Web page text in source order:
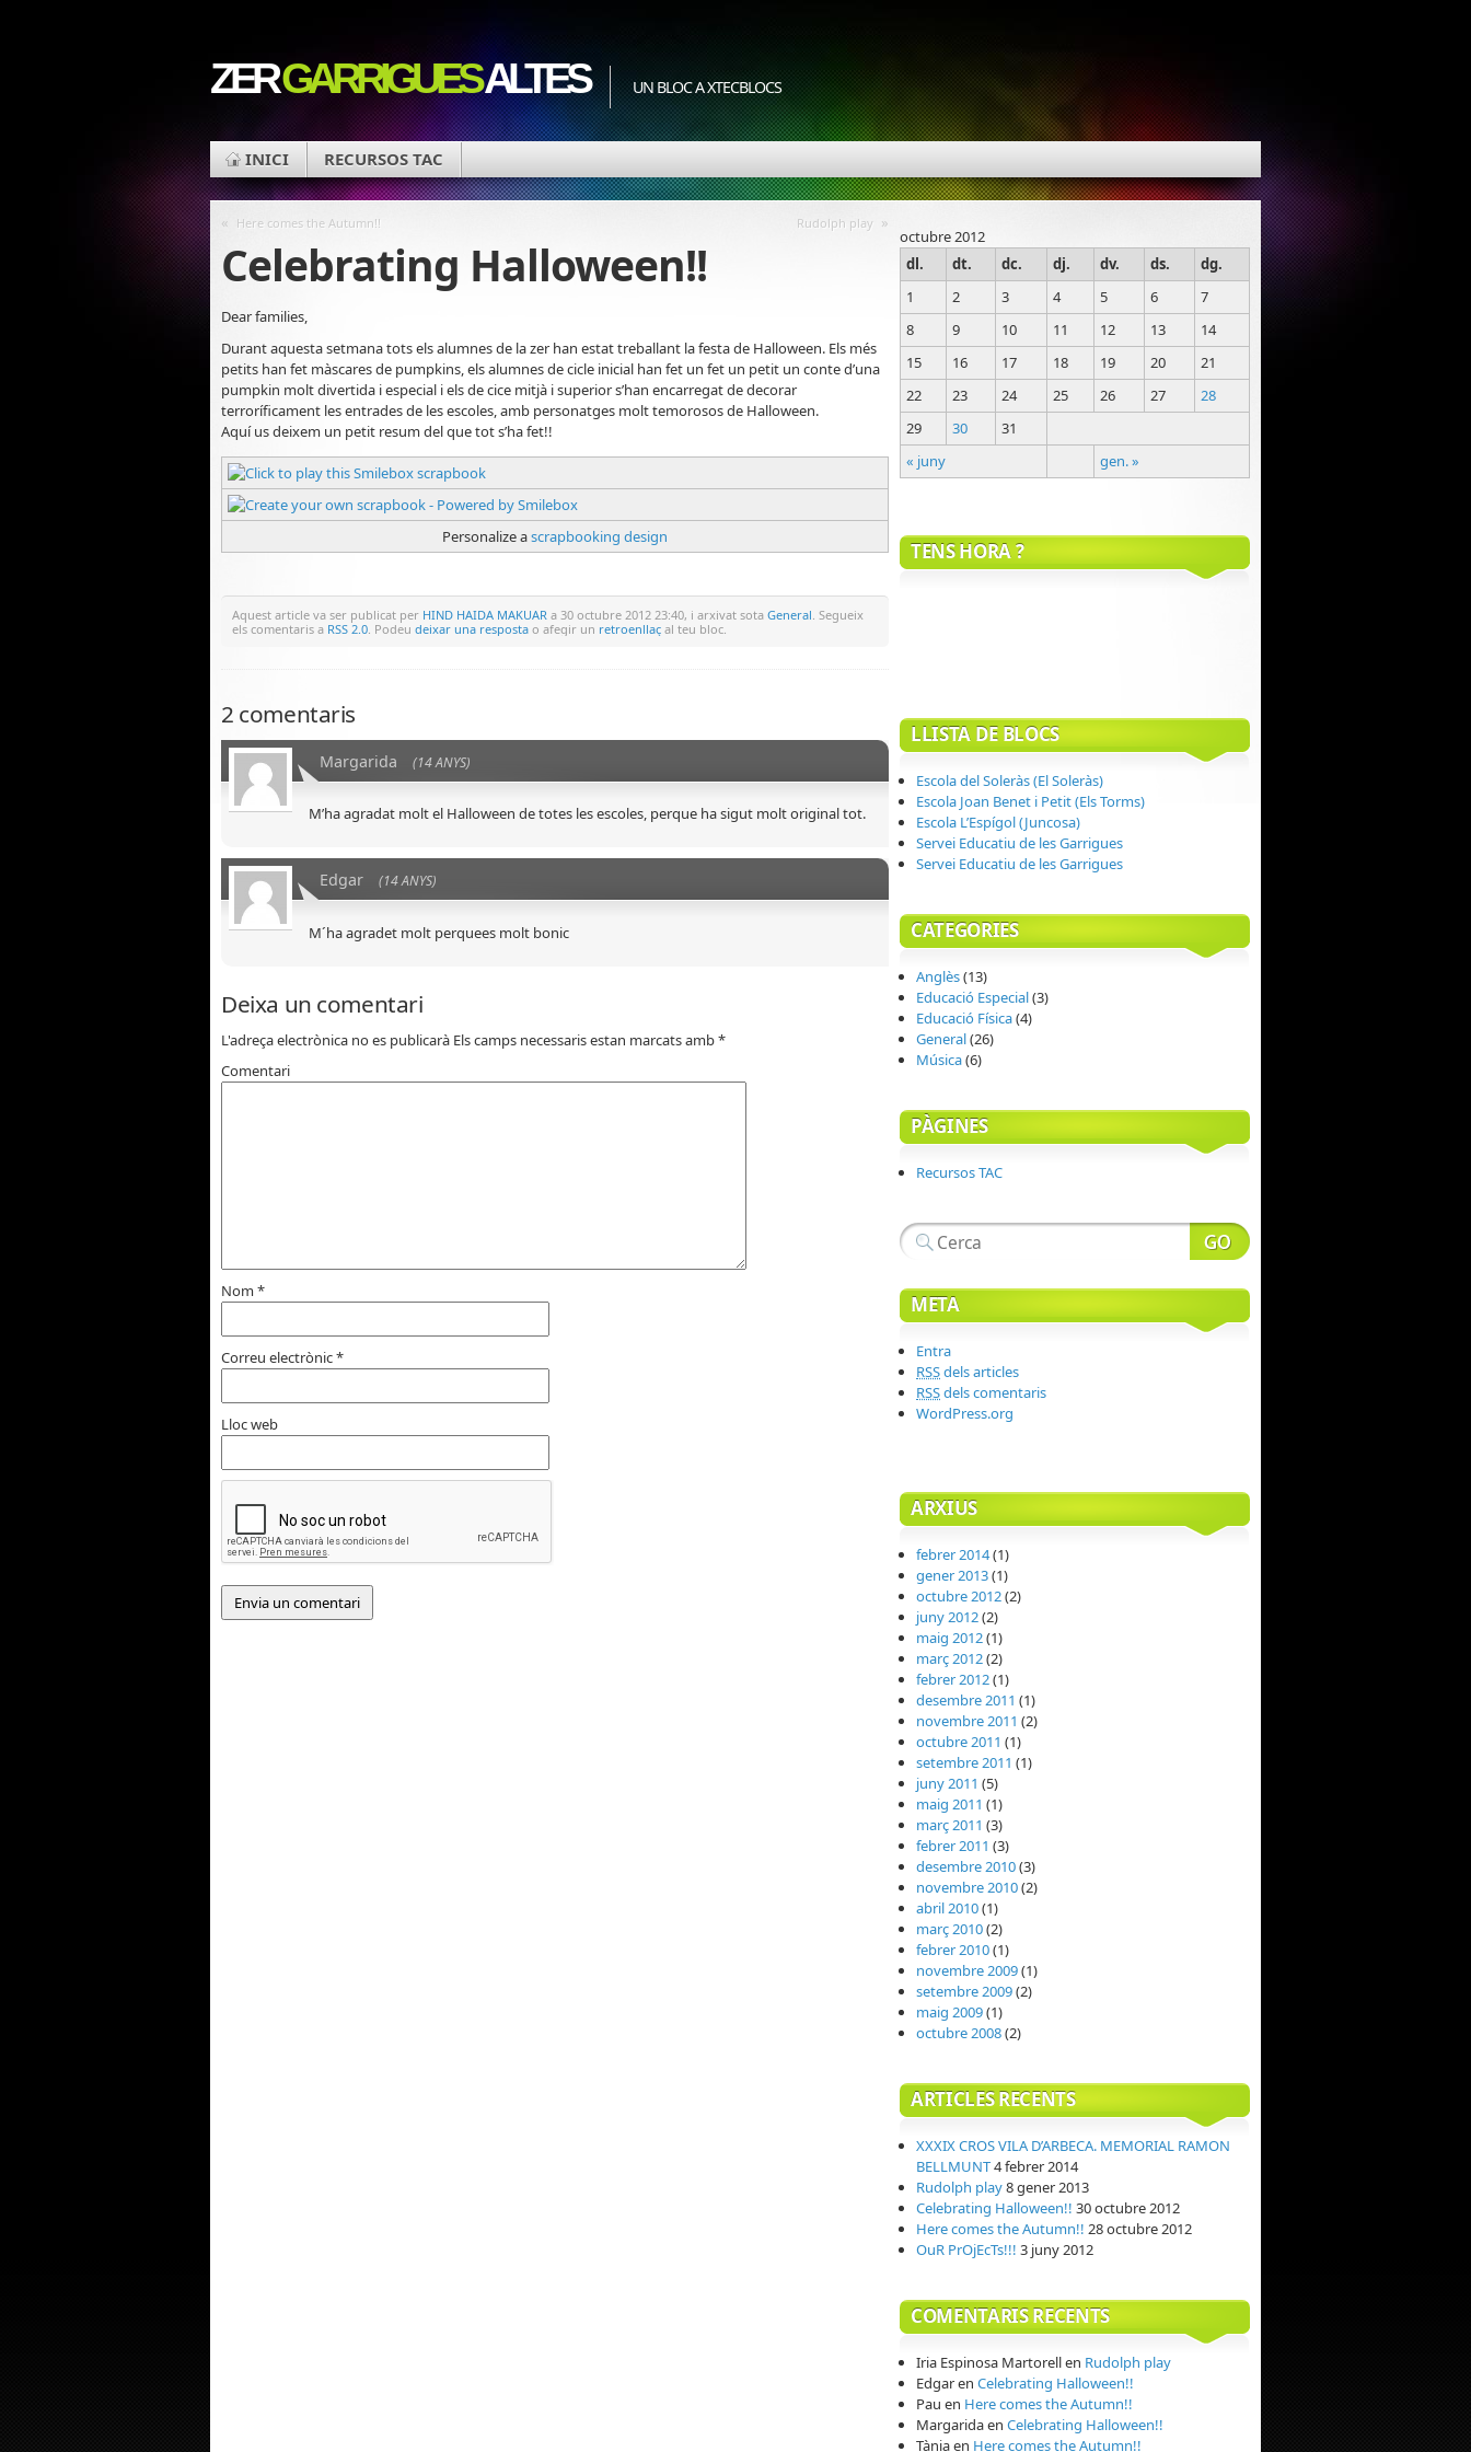
ZERGARRIGUESALTES UN BLOC A XTECBLOCS
INICI RECURSOS TAC
« Here comes the Autumn!! Rudolph play »
Celebrating Halloween!!
Dear families,
Durant aquesta setmana tots els alumnes de la zer han estat treballant la festa de Halloween. Els més
petits han fet màscares de pumpkins, els alumnes de cicle inicial han fet un fet un petit un conte d’una
pumpkin molt divertida i especial i els de cice mitjà i superior s’han encarregat de decorar
terroríficament les entrades de les escoles, amb personatges molt temorosos de Halloween.
Aquí us deixem un petit resum del que tot s’ha fet!!
Personalize ascrapbooking design
Aquest article va ser publicat per HIND HAIDA MAKUAR a 30 octubre 2012 23:40, i arxivat sota General. Segueix
els comentaris a RSS 2.0. Podeu deixar una resposta o afegir un retroenllaç al teu bloc.
2 comentaris
Margarida (14 ANYS)
M’ha agradat molt el Halloween de totes les escoles, perque ha sigut molt original tot.
Edgar (14 ANYS)
M´ha agradet molt perquees molt bonic
Deixa un comentari
L'adreça electrònica no es publicarà Els camps necessaris estan marcats amb*
Comentari
Nom *
Correu electrònic*
Lloc web
octubre 2012
dl.
dt. dc. dj. dv. ds. dg.
« juny gen. »
1 2 3 4 5 6
7
8
9 10 11 12 13
14
15
16 17 18 19 20
21
22
23 24 25 26 27
28
29
30 31
TENS HORA ?
LLISTA DE BLOCS
Escola del Soleràs (El Soleràs)
Escola Joan Benet i Petit (Els Torms)
Escola L’Espígol (Juncosa)
Servei Educatiu de les Garrigues
Servei Educatiu de les Garrigues
CATEGORIES
Anglès(13)
Educació Especial(3)
Educació Física(4)
General(26)
Música(6)
PÀGINES
Recursos TAC
META
Entra
RSSdels articles
RSSdels comentaris
WordPress.org
ARXIUS
febrer 2014(1)
gener 2013(1)
octubre 2012(2)
juny 2012(2)
maig 2012(1)
març 2012(2)
febrer 2012(1)
desembre 2011 (1)
novembre 2011 (2)
octubre 2011 (1)
setembre 2011 (1)
juny 2011 (5)
maig 2011 (1)
març 2011 (3)
febrer 2011 (3)
desembre 2010(3)
novembre 2010(2)
abril 2010(1)
març 2010(2)
febrer 2010(1)
novembre 2009(1)
setembre 2009(2)
maig 2009(1)
octubre 2008(2)
ARTICLES RECENTS
XXXIX CROS VILA D’ARBECA. MEMORIAL RAMON
BELLMUNT4 febrer 2014
Rudolph play8 gener 2013
Celebrating Halloween!! 30 octubre 2012
Here comes the Autumn!! 28 octubre 2012
OuR PrOjEcTs!!! 3 juny 2012
COMENTARIS RECENTS
Iria Espinosa Martorellen Rudolph play
Edgaren Celebrating Halloween!!
Pau en Here comes the Autumn!!
Margaridaen Celebrating Halloween!!
Tàniaen Here comes the Autumn!!